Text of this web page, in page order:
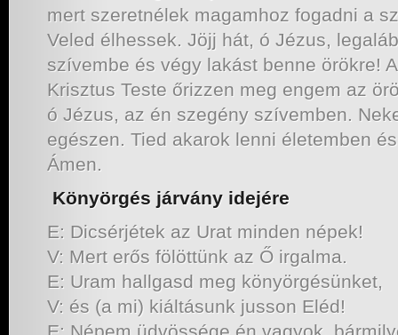
mert szeretnélek magamhoz fogadni a
Veled élhessek. Jöjj hát, ó Jézus,
szívembe és végy lakást benne örökre!
Krisztus Teste őrizzen meg engem az
ó Jézus, az én szegény szívemben.
egészen. Tied akarok lenni életemben
Ámen.
Könyörgés járvány idejére
E: Dicsérjétek az Urat minden népek!
V: Mert erős fölöttünk az Ő irgalma.
E: Uram hallgasd meg könyörgésünket,
V: és (a mi) kiáltásunk jusson Eléd!
E: Népem üdvössége én vagyok,